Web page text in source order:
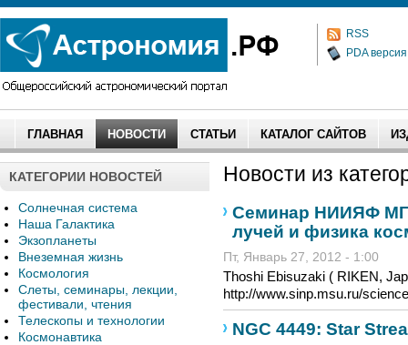
RSS
PDA версия
ГЛАВНАЯ НОВОСТИ СТАТЬИ КАТАЛОГ САЙТОВ
КАТЕГОРИИ НОВОСТЕЙ
Солнечная система
Наша Галактика
Экзопланеты
Внеземная жизнь
Космология
Слеты, семинары, лекции,
фестивали, чтения
Телескопы и технологии
Космонавтика
Новости из
Семинар НИИЯФ
лучей и физика
Пт, Январь 27, 2012 - 1:00
Thoshi Ebisuzaki ( RIKEN,
http://www.sinp.msu.ru/
NGC 4449: Star